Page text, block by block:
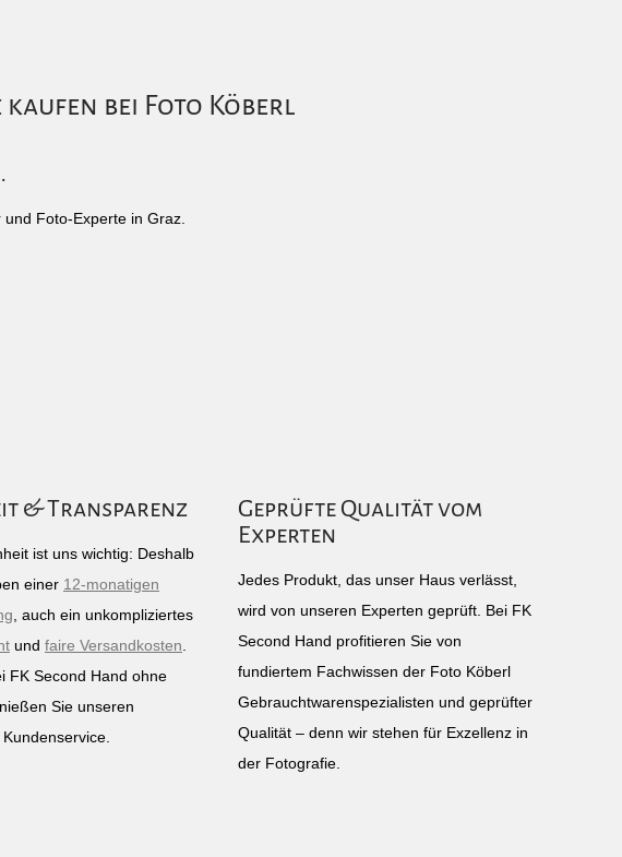
kaufen bei Foto Köberl
Foto-Experte in Graz.
& Transparenz
ist uns wichtig: Deshalb
einer 12-monatigen
, auch ein unkompliziertes
und faire Versandkosten
FK Second Hand ohne
Sie unseren
Geprüfte Qualität vom
Experten
Jedes Produkt, das unser Haus verlässt,
wird von unseren Experten geprüft. Bei FK
Second Hand profitieren Sie von
fundiertem Fachwissen der Foto Köberl
Gebrauchtwarenspezialisten und geprüfter
Qualität – denn wir stehen für Exzellenz in
der Fotografie.